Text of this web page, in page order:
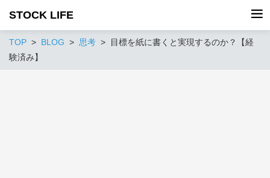
STOCK LIFE
TOP BLOG 思考
目標を紙に書くと実現するのか？【経
験済み】